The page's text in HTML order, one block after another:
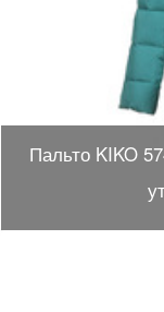
Пальто KIKO